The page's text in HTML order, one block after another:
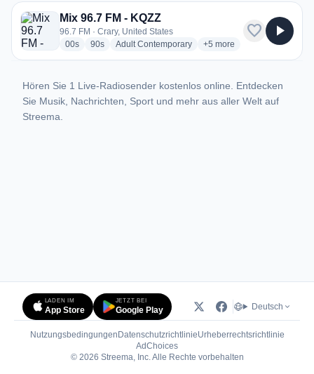
1 Radiosender aus Crary
Mix 96.7 FM - KQZZ
96.7 FM · Crary, United States
00sradio stations
90sradio stations
Adult Contemporaryradio stations
+5 more genres for Mix 96.7
more
favorite play_arrow
Hören Sie 1 Live-Radiosender kostenlos online. Entdecken
Sie Musik, Nachrichten, Sport und mehr aus aller Welt auf
Streema.
LADEN IM
App Store
JETZT BEI
Google Play Deutsch
Nutzungsbedingungen DatenschutzrichtlinieUrheberrechtsrichtlinie
AdChoices(öffnet in neuem Tab)
© 2026 Streema, Inc. Alle Rechte vorbehalten